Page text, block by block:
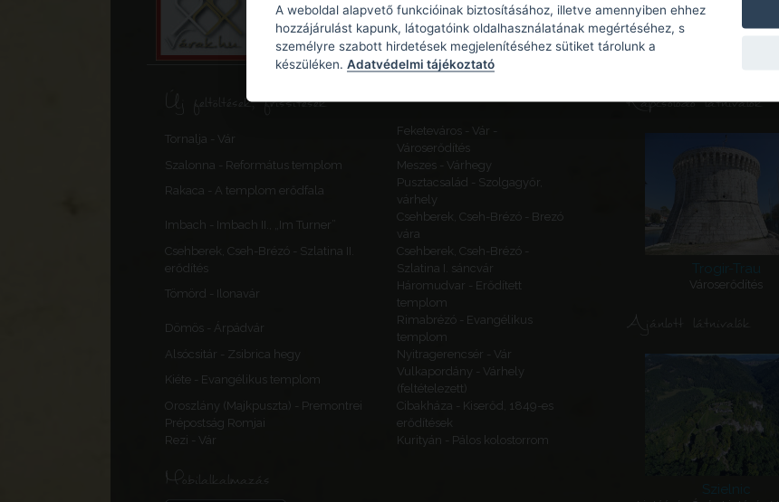
Új feltöltések, frissítések
Tornalja - Vár
Feketeváros - Vár -
Városerődítés
Szalonna - Református templom
Meszes - Várhegy
Rakaca - A templom erődfala
Pusztacsalád - Szolgagyőr,
várhely
Imbach - Imbach II., „Im Turner”
Csehberek, Cseh-Brézó - Brezó
vára
Csehberek, Cseh-Brézó - Szlatina II.
erődítés
Csehberek, Cseh-Brézó -
Szlatina I. sáncvár
Tömörd - Ilonavár
Háromudvar - Erődített
templom
Dömös - Árpádvár
Rimabrézó - Evangélikus
templom
Alsócsitár - Zsibrica hegy
Nyitragerencsér - Vár
Kiéte - Evangélikus templom
Vulkapordány - Várhely
(feltételezett)
Oroszlány (Majkpuszta) - Premontrei
Prépostság Romjai
Cibakháza - Kiserőd, 1849-es
erődítések
Rezi - Vár
Kurityán - Pálos kolostorrom
Mobilalkalmazás
Kapcsolódó látnivalók
Trogir-Trau
Városerődítés
Ajánlott látnivalók
Szielnic
A weboldal alapvető funkcióinak biztosításához, illetve amennyiben ehhez
hozzájárulást kapunk, látogatóink oldalhasználatának megértéséhez, s
személyre szabott hirdetések megjelenítéséhez sütiket tárolunk a
készüléken. Adatvédelmi tájékoztató